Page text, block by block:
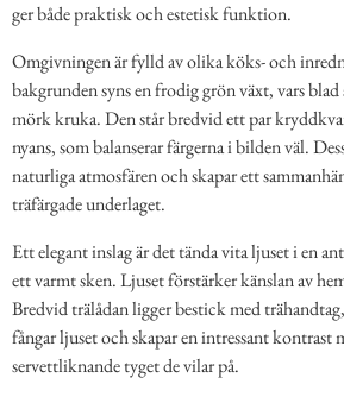
ger både praktisk och estetisk funktion.
Omgivningen är fylld av olika köks- och
bakgrunden syns en frodig grön växt, vars
mörk kruka. Den står bredvid ett par
nyans, som balanserar färgerna i bilden väl.
naturliga atmosfären och skapar ett
träfärgade underlaget.
Ett elegant inslag är det tända vita ljuset i en
ett varmt sken. Ljuset förstärker känslan av
Bredvid trälådan ligger bestick med
fångar ljuset och skapar en intressant kontrast
servettliknande tyget de vilar på.